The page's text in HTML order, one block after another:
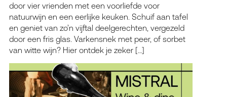
door vier vrienden met een voorliefde voor
natuurwijn en een eerlijke keuken. Schuif aan tafel
en geniet van zo’n vijftal deelgerechten, vergezeld
door een fris glas. Varkensnek met peer, of sorbet
van witte wijn? Hier ontdek je zeker […]